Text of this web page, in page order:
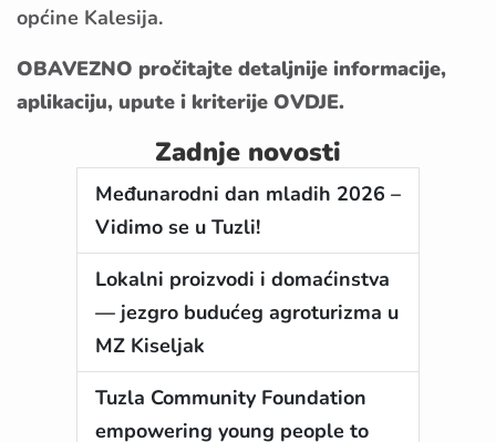
općine Kalesija.
OBAVEZNO pročitajte detaljnije informacije,
aplikaciju, upute i kriterije OVDJE.
Zadnje novosti
Međunarodni dan mladih 2026 –
Vidimo se u Tuzli!
Lokalni proizvodi i domaćinstva
— jezgro budućeg agroturizma u
MZ Kiseljak
Tuzla Community Foundation
empowering young people to